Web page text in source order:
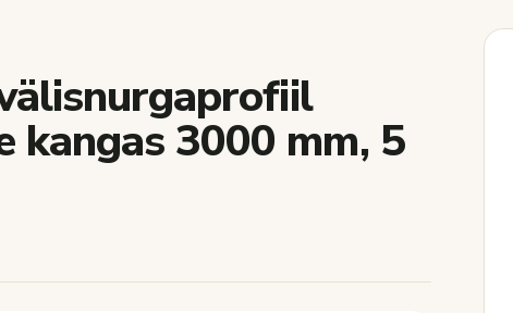
kangas 3000 mm, 5